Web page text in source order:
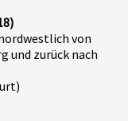
von
und zurück nach